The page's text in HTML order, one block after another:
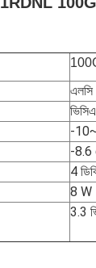
এলসি
-
-8.6
4
8 W
3.3